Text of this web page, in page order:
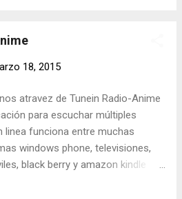
diciembre de 2014 , con el creador
ceremonia de entrega, por el
que realiza, en su lugar
de la Shounen Jump Yoshihisa
para aceptar el prestigioso
su lugar.
18, 2015
atravez de Tunein Radio-Anime
para escuchar múltiples
linea funciona entre muchas
windows phone, televisiones,
black berry y amazon kindle